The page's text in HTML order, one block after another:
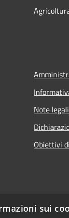
Note legali
Obiettivi
sui